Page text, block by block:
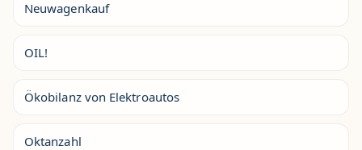
Neuwagenkauf
OIL!
Ökobilanz von Elektroautos
Oktanzahl